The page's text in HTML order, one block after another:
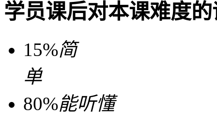
学员课后对本课难度
15%简
单
80%能听懂